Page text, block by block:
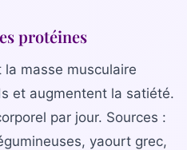
protéines
masse musculaire
et augmentent la satiété.
par jour. Sources :
yaourt grec,